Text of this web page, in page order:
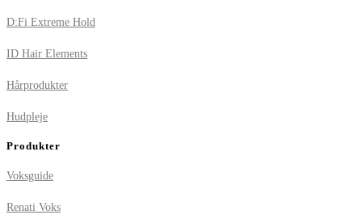
D:Fi Extreme Hold
ID Hair Elements
Hårprodukter
Hudpleje
Produkter
Voksguide
Renati Voks